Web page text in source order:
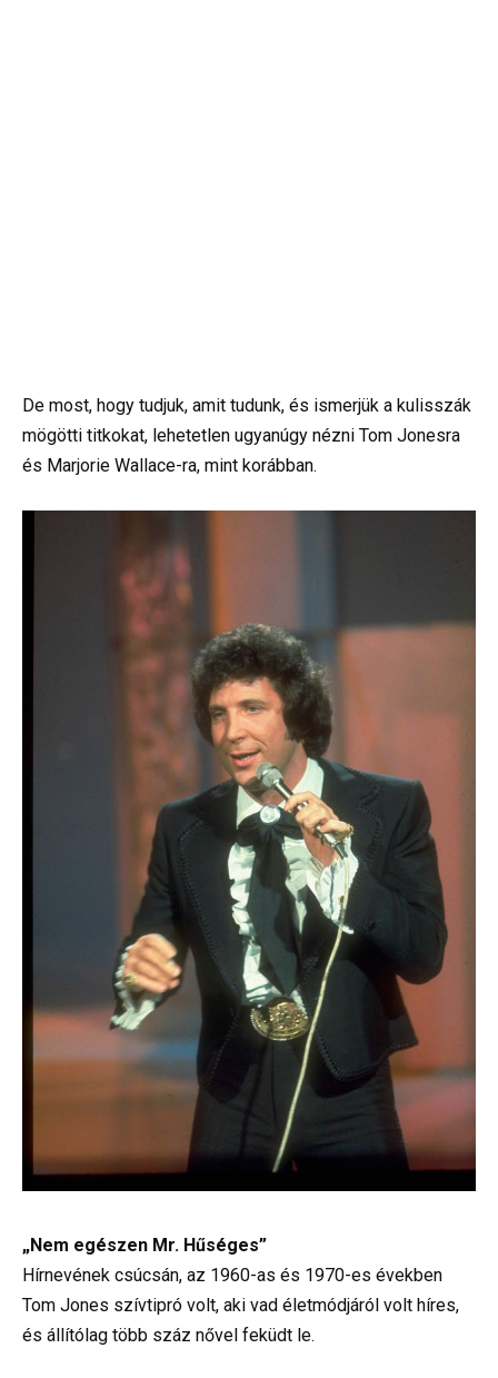
De most, hogy tudjuk, amit tudunk, és ismerjük a kulisszák
mögötti titkokat, lehetetlen ugyanúgy nézni Tom Jonesra
és Marjorie Wallace-ra, mint korábban.
„Nem egészen Mr. Hűséges”
Hírnevének csúcsán, az 1960-as és 1970-es években
Tom Jones szívtipró volt, aki vad életmódjáról volt híres,
és állítólag több száz nővel feküdt le.